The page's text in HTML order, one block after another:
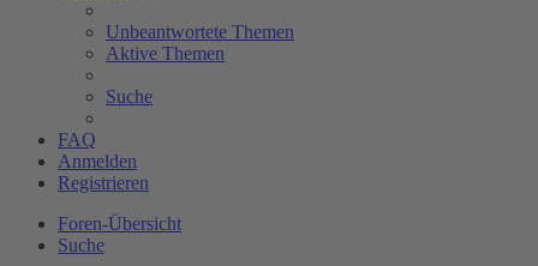
Unbeantwortete Themen
Aktive Themen
Suche
FAQ
Anmelden
Registrieren
Foren-Übersicht
Suche